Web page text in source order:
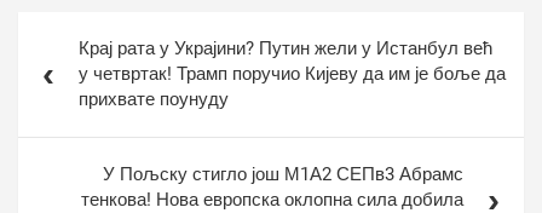
чланкаКрај рата у Украјини? Путин жели у Истанбул већ
у четвртак! Трамп поручио Кијеву да им је боље да
прихвате поунуду
У Пољску стигло још М1А2 СЕПв3 Абрамс
тенкова! Нова европска оклопна сила добила